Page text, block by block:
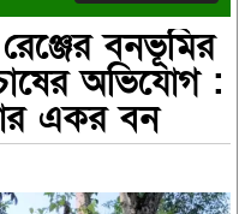
বনভূমির
অভিযোগ :
একর বন